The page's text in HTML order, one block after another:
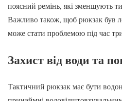
поясний ремінь, які зменшують
Важливо також, щоб рюкзак був
може стати проблемою під час
Захист від води та
Тактичний рюкзак має бути